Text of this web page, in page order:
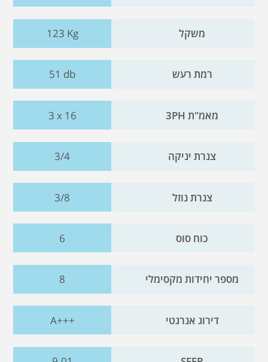
משקל 123 Kg
רמת רעש 51 db
מאמ"ת 3PH 3 x 16
צנרת יניקה 3/4
צנרת נוזל 3/8
כוח סוס 6
מספר יחידות מקסימלי 8
דירוג אנרגטי A+++